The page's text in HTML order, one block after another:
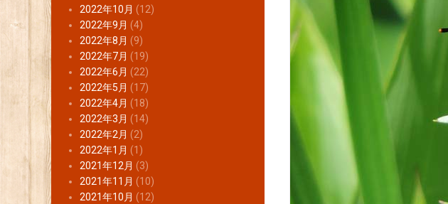
2022年10月 (12)
2022年9月 (4)
2022年8月 (9)
2022年7月 (19)
2022年6月 (22)
2022年5月 (17)
2022年4月 (18)
2022年3月 (14)
2022年2月 (2)
2022年1月 (1)
2021年12月 (3)
2021年11月 (10)
2021年10月 (12)